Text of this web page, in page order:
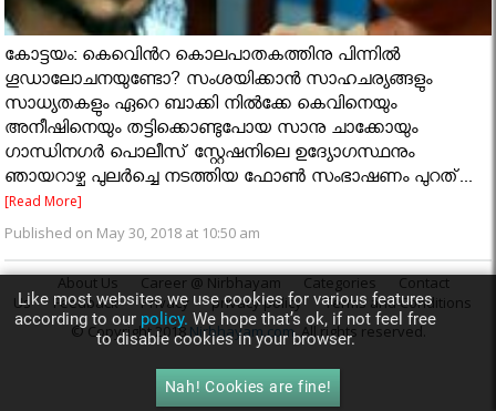
കോട്ടയം: കെവിെൻറ കൊലപാതകത്തിനു പിന്നിൽ
ഗൂഡാലോചനയുണ്ടോ? സംശയിക്കാൻ സാഹചര്യങ്ങളും
സാധ്യതകളും ഏറെ ബാക്കി നിൽക്കേ കെവിനെയും
അനീഷിനെയും തട്ടിക്കൊണ്ടുപോയ സാനു ചാക്കോയും
ഗാന്ധിനഗർ പൊലീസ് സ്റ്റേഷനിലെ ഉദ്യോഗസ്ഥനും
ഞായറാഴ്ച പുലർച്ചെ നടത്തിയ ഫോൺ സംഭാഷണം പുറത്...
[Read More]
Published on May 30, 2018 at 10:50 am
About Us Career @ Nirbhayam Categories
Contact
Us
Feedback Privacy privacy policy
Terms and Conditions
© Copyright 2018Nirbhayam.com. All rights reserved.
Like most websites we use cookies for various features
according to our policy. We hope that’s ok, if not feel free
to disable cookies in your browser.
Nah! Cookies are fine!